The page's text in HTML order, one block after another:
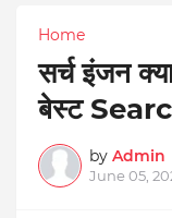
Home
सर्च इंजन
बेस्ट
by Admin
June 05,